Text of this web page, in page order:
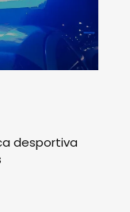
desportiva